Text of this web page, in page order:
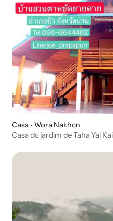
Casa ⋅ Wora Nakhon
Casa do jardim de Taha Yai Kai